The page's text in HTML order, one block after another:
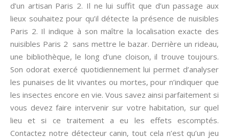
d’un artisan Paris 2. Il ne lui suffit que d’un passage aux
lieux souhaitez pour qu’il détecte la présence de nuisibles
Paris 2. Il indique à son maître la localisation exacte des
nuisibles Paris 2 sans mettre le bazar. Derrière un rideau,
une bibliothèque, le long d’une cloison, il trouve toujours.
Son odorat exercé quotidiennement lui permet d’analyser
les punaises de lit vivantes ou mortes, pour n’indiquer que
les insectes encore en vie. Vous savez ainsi parfaitement si
vous devez faire intervenir sur votre habitation, sur quel
lieu et si ce traitement a eu les effets escomptés.
Contactez notre détecteur canin, tout cela n’est qu’un jeu